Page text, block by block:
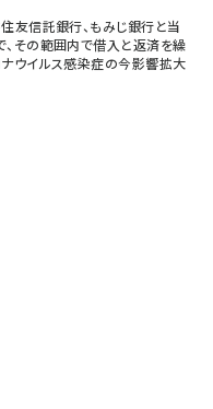
友信託銀行、もみじ銀行と当
その範囲内で借入と返済を繰
ナウイルス感染症の今影響拡大